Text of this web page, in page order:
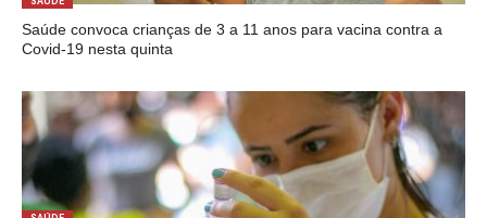
Saúde convoca crianças de 3 a 11 anos para vacina contra a
Covid-19 nesta quinta